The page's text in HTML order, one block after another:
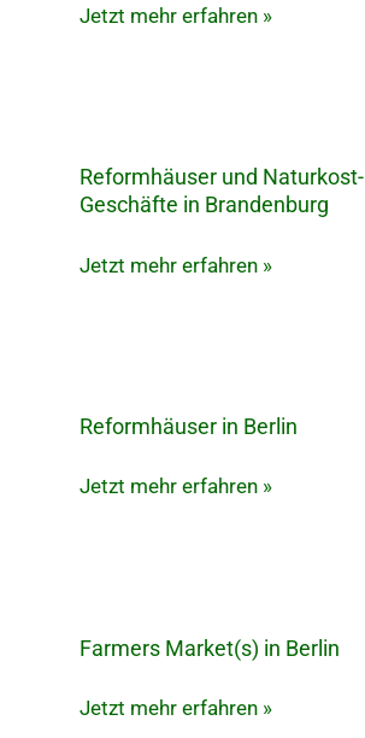
Deutschland
Jetzt mehr erfahren »
Reformhäuser und Naturkost-
Geschäfte in Brandenburg
Reformhäuser
und
Geschäfte
Jetzt mehr erfahren »
Reformhäuser in Berlin
Reformhäuser
Berlin
Jetzt mehr erfahren »
Farmers Market(s) in Berlin
Farmers
in
Jetzt mehr erfahren »